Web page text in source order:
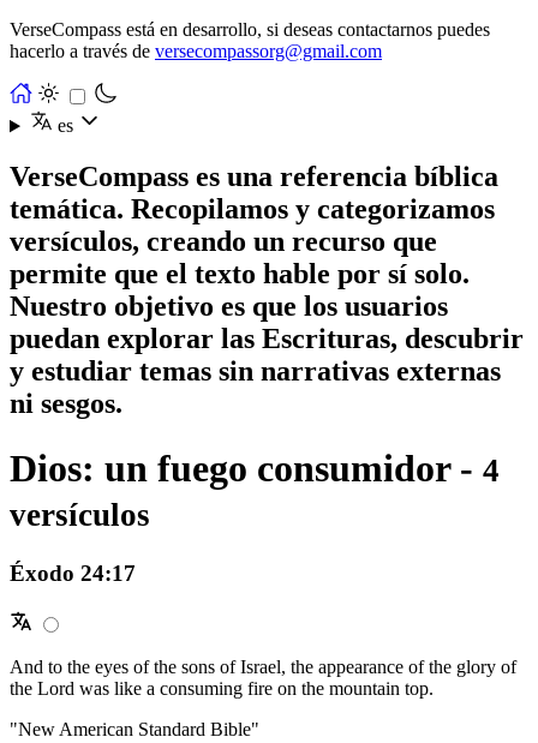
VerseCompass está en desarrollo, si deseas contactarnos puedes
hacerlo a través de versecompassorg@gmail.com
es
VerseCompass es una referencia bíblica
temática. Recopilamos y categorizamos
versículos, creando un recurso que
permite que el texto hable por sí solo.
Nuestro objetivo es que los usuarios
puedan explorar las Escrituras, descubrir
y estudiar temas sin narrativas externas
ni sesgos.
Dios: un fuego consumidor - 4
versículos
Éxodo 24:17
And to the eyes of the sons of Israel, the appearance of the glory of
the Lord was like a consuming fire on the mountain top.
"New American Standard Bible"